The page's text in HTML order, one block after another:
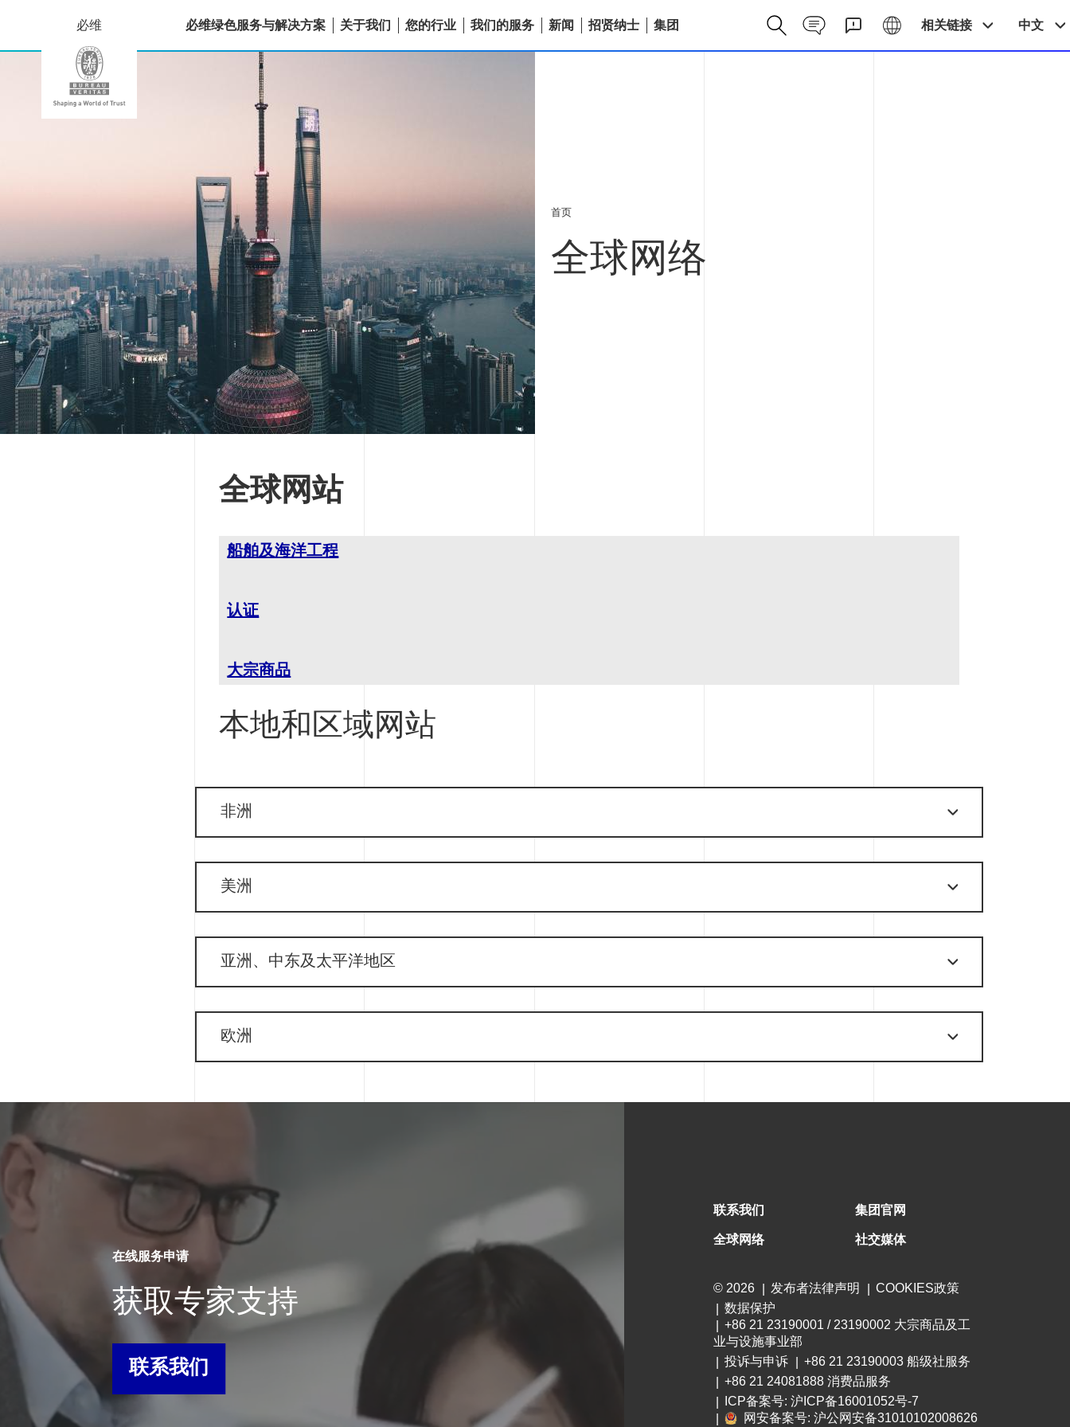
必维 必维绿色服务与解决方案 关于我们 您的行业 我们的服务 新闻 招贤纳士 集团 相关链接 中文
首页
全球网络
全球网站
船舶及海洋工程
认证
大宗商品
本地和区域网站
非洲
美洲
亚洲、中东及太平洋地区
欧洲
在线服务申请
获取专家支持
联系我们
联系我们
全球网络
集团官网
社交媒体
© 2026 发布者法律声明
COOKIES政策
数据保护
+86 21 23190001 / 23190002 大宗商品及工
业与设施事业部
投诉与申诉
+86 21 23190003 船级社服务
+86 21 24081888 消费品服务
ICP备案号: 沪ICP备16001052号-7
网安备案号: 沪公网安备31010102008626